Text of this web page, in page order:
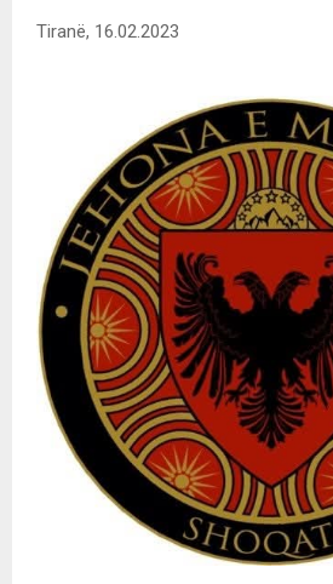
Tiranë, 16.02.2023